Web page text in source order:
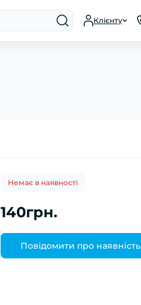
Клієнту
Немає в наявності
140грн.
Повідомити про наявність